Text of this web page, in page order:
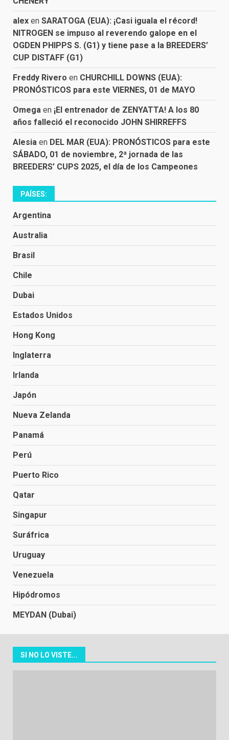
alex en SARATOGA (EUA): ¡Casi iguala el récord!
NITROGEN se impuso al reverendo galope en el
OGDEN PHIPPS S. (G1) y tiene pase a la BREEDERS’
CUP DISTAFF (G1)
Freddy Rivero en CHURCHILL DOWNS (EUA):
PRONÓSTICOS para este VIERNES, 01 de MAYO
Omega en ¡El entrenador de ZENYATTA! A los 80
años falleció el reconocido JOHN SHIRREFFS
Alesia en DEL MAR (EUA): PRONÓSTICOS para este
SÁBADO, 01 de noviembre, 2ª jornada de las
BREEDERS’ CUPS 2025, el día de los Campeones
PAÍSES:
Argentina
Australia
Brasil
Chile
Dubai
Estados Unidos
Hong Kong
Inglaterra
Irlanda
Japón
Nueva Zelanda
Panamá
Perú
Puerto Rico
Qatar
Singapur
Suráfrica
Uruguay
Venezuela
Hipódromos
MEYDAN (Dubai)
SI NO LO VISTE...